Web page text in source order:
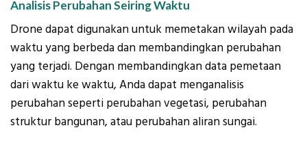
Analisis Perubahan Seiring Waktu
Drone dapat digunakan untuk memetakan wilayah pada
waktu yang berbeda dan membandingkan perubahan
yang terjadi. Dengan membandingkan data pemetaan
dari waktu ke waktu, Anda dapat menganalisis
perubahan seperti perubahan vegetasi, perubahan
struktur bangunan, atau perubahan aliran sungai.